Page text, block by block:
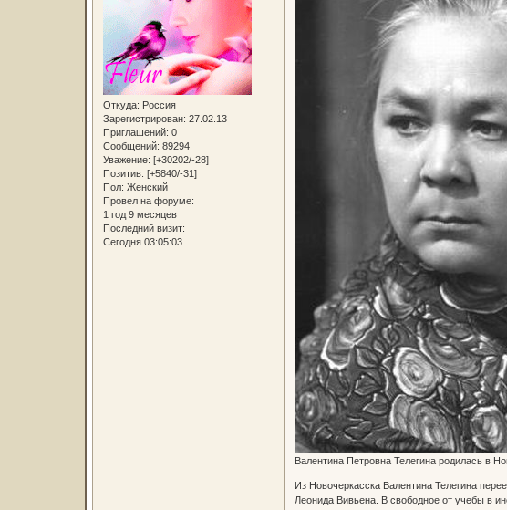
Откуда: Россия
Зарегистрирован: 27.02.13
Приглашений: 0
Сообщений: 89294
Уважение: [+30202/-28]
Позитив: [+5840/-31]
Пол: Женский
Провел на форуме:
1 год 9 месяцев
Последний визит:
Сегодня 03:05:03
Валентина Петровна Телегина родилась в
Из Новочеркасска Валентина Телегина
Леонида Вивьена. В свободное от учебы в